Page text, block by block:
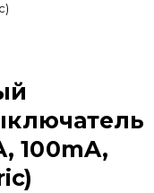
100mA,